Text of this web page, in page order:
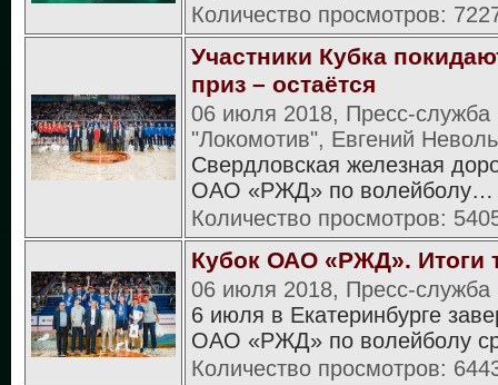
Количество просмотров:
Участники Кубка
приз – остаётся
06 июля 2018, Пресс-
"Локомотив", Евгений
Свердловская железная
ОАО «РЖД» по волейболу…
Количество просмотров:
Кубок ОАО «РЖД». Итоги
06 июля 2018, Пресс-
6 июля в Екатеринбурге
ОАО «РЖД» по волейболу
Количество просмотров: